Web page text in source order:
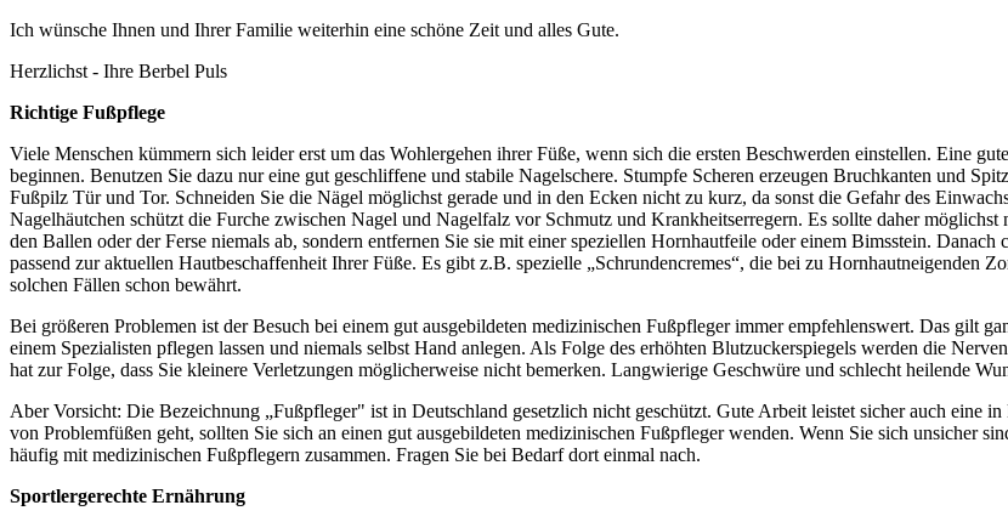
Ich wünsche Ihnen und Ihrer Familie weiterhin eine schöne Zeit und alles Gute.
Herzlichst - Ihre Berbel Puls
Richtige Fußpflege
Viele Menschen kümmern sich leider erst um das Wohlergehen ihrer Füße, wenn sich die ersten Beschwerden einstellen. Eine
beginnen. Benutzen Sie dazu nur eine gut geschliffene und stabile Nagelschere. Stumpfe Scheren erzeugen Bruchkanten und
Fußpilz Tür und Tor. Schneiden Sie die Nägel möglichst gerade und in den Ecken nicht zu kurz, da sonst die Gefahr des
Nagelhäutchen schützt die Furche zwischen Nagel und Nagelfalz vor Schmutz und Krankheitserregern. Es sollte daher
den Ballen oder der Ferse niemals ab, sondern entfernen Sie sie mit einer speziellen Hornhautfeile oder einem Bimsstein.
passend zur aktuellen Hautbeschaffenheit Ihrer Füße. Es gibt z.B. spezielle „Schrundencremes“, die bei zu Hornhautneigenden
solchen Fällen schon bewährt.
Bei größeren Problemen ist der Besuch bei einem gut ausgebildeten medizinischen Fußpfleger immer empfehlenswert. Das gilt
einem Spezialisten pflegen lassen und niemals selbst Hand anlegen. Als Folge des erhöhten Blutzuckerspiegels werden die
hat zur Folge, dass Sie kleinere Verletzungen möglicherweise nicht bemerken. Langwierige Geschwüre und schlecht heilende
Aber Vorsicht: Die Bezeichnung „Fußpfleger" ist in Deutschland gesetzlich nicht geschützt. Gute Arbeit leistet sicher auch eine
von Problemfüßen geht, sollten Sie sich an einen gut ausgebildeten medizinischen Fußpfleger wenden. Wenn Sie sich unsicher
häufig mit medizinischen Fußpflegern zusammen. Fragen Sie bei Bedarf dort einmal nach.
Sportlergerechte Ernährung